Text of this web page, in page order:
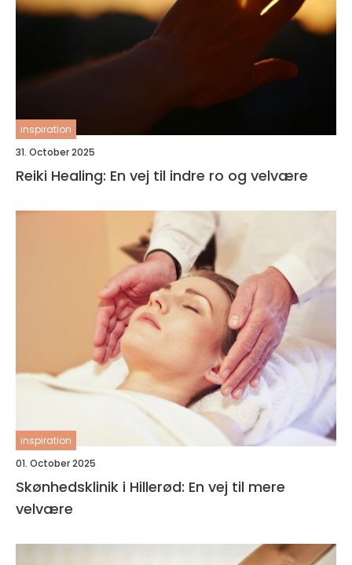
inspiration
31. October 2025
Reiki Healing: En vej til indre ro og velvære
inspiration
01. October 2025
Skønhedsklinik i Hillerød: En vej til mere
velvære